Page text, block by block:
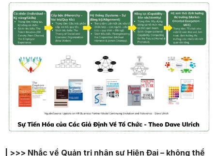
| >>> Nhắc về Quản trị nhân sự Hiện Đại – không thể